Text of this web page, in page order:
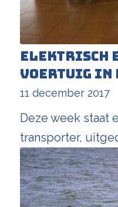
Elektrisch
voertuig in
11 december 2017
Deze week staat
transporter,